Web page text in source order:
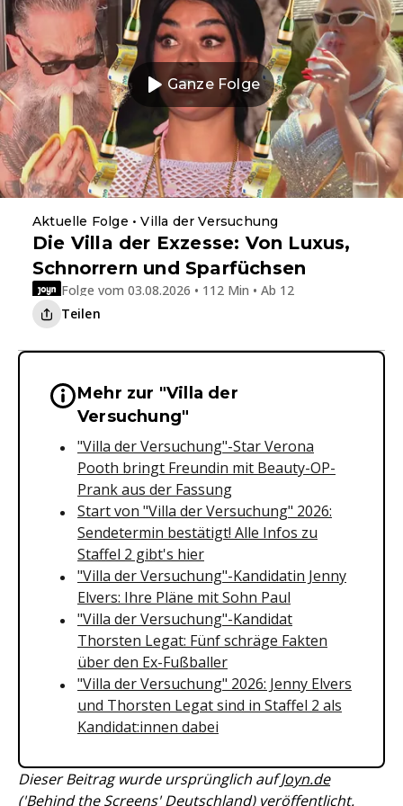
Ganze Folge
Aktuelle Folge • Villa der Versuchung
Die Villa der Exzesse: Von Luxus,
Schnorrern und Sparfüchsen
Folge vom 03.08.2026 • 112 Min • Ab 12
Teilen
Wichtige Hinweise &
Mehr zur "Villa der
Versuchung"
"Villa der Versuchung"-Star Verona
Pooth bringt Freundin mit Beauty-OP-
Prank aus der Fassung
Start von "Villa der Versuchung" 2026:
Sendetermin bestätigt! Alle Infos zu
Staffel 2 gibt's hier
"Villa der Versuchung"-Kandidatin Jenny
Elvers: Ihre Pläne mit Sohn Paul
"Villa der Versuchung"-Kandidat
Thorsten Legat: Fünf schräge Fakten
über den Ex-Fußballer
"Villa der Versuchung" 2026: Jenny Elvers
und Thorsten Legat sind in Staffel 2 als
Kandidat:innen dabei
Dieser Beitrag wurde ursprünglich aufJoyn.de
('Behind the Screens' Deutschland)veröffentlicht.